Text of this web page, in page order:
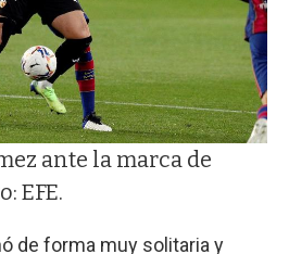
ante la marca de
EFE.
de forma muy solitaria y